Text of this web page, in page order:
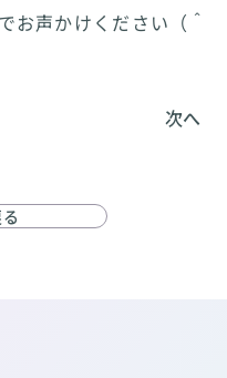
お声かけください（＾
次へ